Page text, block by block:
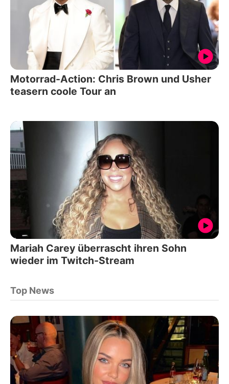
Motorrad-Action: Chris Brown und Usher
teasern coole Tour an
Mariah Carey überrascht ihren Sohn
wieder im Twitch-Stream
Top News